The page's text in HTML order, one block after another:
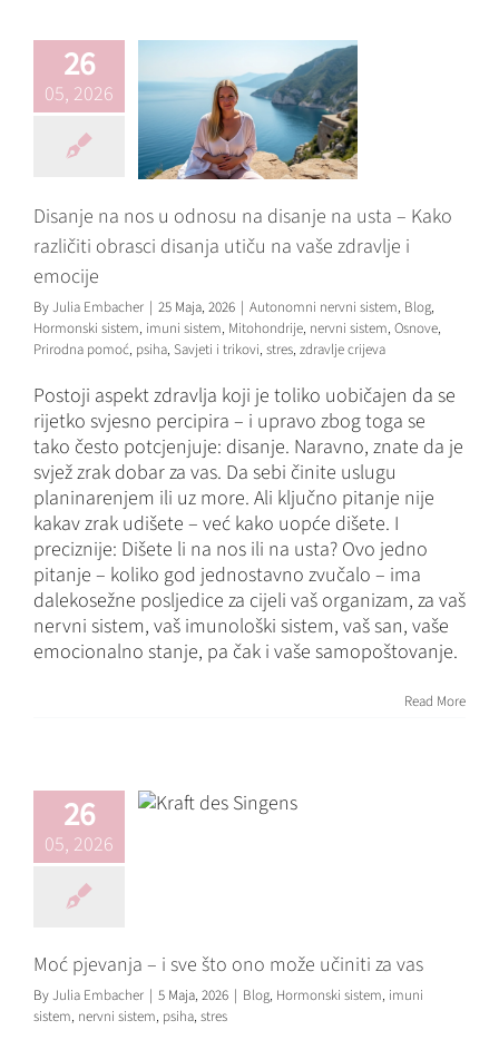
26
05, 2026
Autonomni nervni sistem
Hormonski sistem
imuni sistem Mitohondrije
nervni sistem Osnove
Prirodna pomoć
psiha
Savjeti i trikovi stres
zdravlje
crijeva
Disanje na nos u odnosu na disanje na usta – Kako
različiti obrasci disanja utiču na vaše zdravlje i
emocije
ByJulia Embacher | 25 Maja, 2026 | Autonomni nervni sistem, Blog,
Hormonski sistem, imuni sistem, Mitohondrije, nervni sistem, Osnove,
Prirodna pomoć, psiha, Savjeti i trikovi, stres, zdravlje crijeva
Postoji aspekt zdravlja koji je toliko uobičajen da se
rijetko svjesno percipira – i upravo zbog toga se
tako često potcjenjuje: disanje. Naravno, znate da je
svjež zrak dobar za vas. Da sebi činite uslugu
planinarenjem ili uz more. Ali ključno pitanje nije
kakav zrak udišete – već kako uopće dišete. I
preciznije: Dišete li na nos ili na usta? Ovo jedno
pitanje – koliko god jednostavno zvučalo – ima
dalekosežne posljedice za cijeli vaš organizam, za vaš
nervni sistem, vaš imunološki sistem, vaš san, vaše
emocionalno stanje, pa čak i vaše samopoštovanje.
Read More
26
05, 2026
učiniti za vas
Moć pjevanja – i sve što ono može učiniti za vas
ByJulia Embacher | 5 Maja, 2026 | Blog, Hormonski sistem, imuni
sistem, nervni sistem, psiha, stres